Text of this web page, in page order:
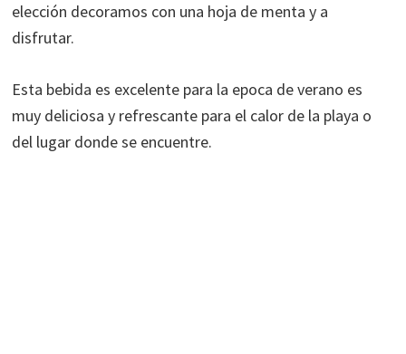
elección decoramos con una hoja de menta y a
disfrutar.
Esta bebida es excelente para la epoca de verano es
muy deliciosa y refrescante para el calor de la playa o
del lugar donde se encuentre.